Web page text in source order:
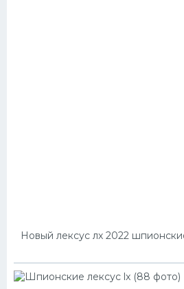
Новый лексус лх 2022